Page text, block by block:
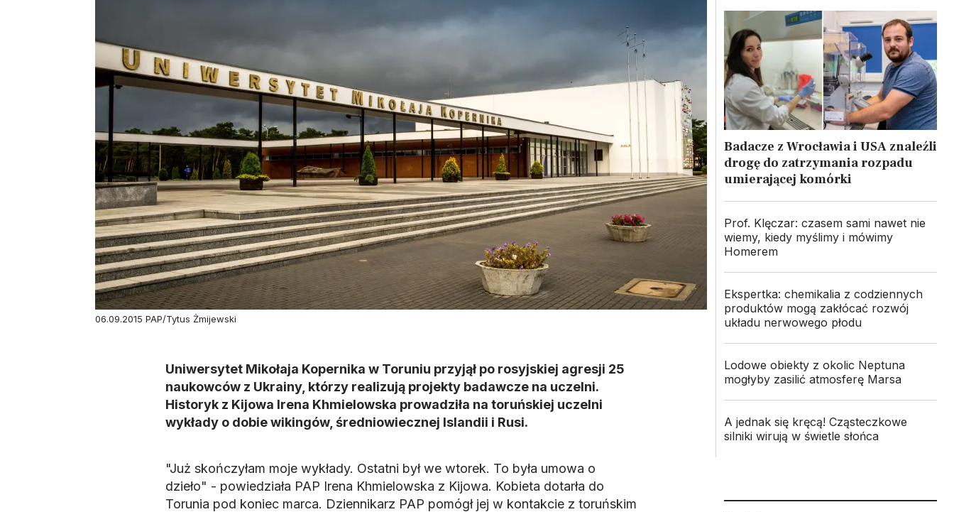
06.09.2015 PAP/Tytus Żmijewski
Uniwersytet Mikołaja Kopernika w Toruniu przyjął po rosyjskiej agresji 25
naukowców z Ukrainy, którzy realizują projekty badawcze na uczelni.
Historyk z Kijowa Irena Khmielowska prowadziła na toruńskiej uczelni
wykłady o dobie wikingów, średniowiecznej Islandii i Rusi.
"Już skończyłam moje wykłady. Ostatni był we wtorek. To była umowa o
dzieło" - powiedziała PAP Irena Khmielowska z Kijowa. Kobieta dotarła do
Torunia pod koniec marca. Dziennikarz PAP pomógł jej w kontakcie z toruńskim
Badacze z Wrocławia i USA znaleźli
drogę do zatrzymania rozpadu
umierającej komórki
Prof. Klęczar: czasem sami nawet nie
wiemy, kiedy myślimy i mówimy
Homerem
Ekspertka: chemikalia z codziennych
produktów mogą zakłócać rozwój
układu nerwowego płodu
Lodowe obiekty z okolic Neptuna
mogłyby zasilić atmosferę Marsa
A jednak się kręcą! Cząsteczkowe
silniki wirują w świetle słońca